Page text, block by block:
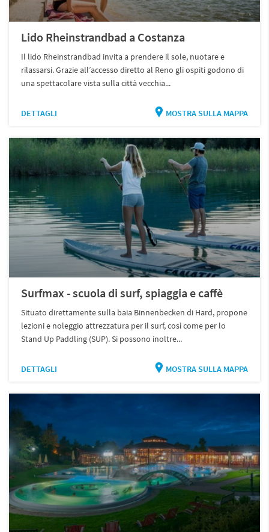
Lido Rheinstrandbad a Costanza
Il lido Rheinstrandbad invita a prendere il sole, nuotare e
rilassarsi. Grazie all’accesso diretto al Reno gli ospiti godono di
una spettacolare vista sulla città vecchia...
DETTAGLI MOSTRA SULLA MAPPA
Surfmax - scuola di surf, spiaggia e caffè
Situato direttamente sulla baia Binnenbecken di Hard, propone
lezioni e noleggio attrezzatura per il surf, così come per lo
Stand Up Paddling (SUP). Si possono inoltre...
DETTAGLI MOSTRA SULLA MAPPA